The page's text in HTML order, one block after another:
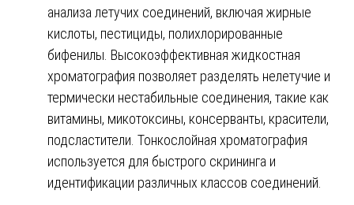
анализа летучих соединений, включая жирные
кислоты, пестициды, полихлорированные
бифенилы. Высокоэффективная жидкостная
хроматография позволяет разделять нелетучие и
термически нестабильные соединения, такие как
витамины, микотоксины, консерванты, красители,
подсластители. Тонкослойная хроматография
используется для быстрого скрининга и
идентификации различных классов соединений.